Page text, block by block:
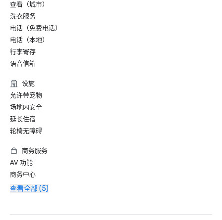
查看（城市）
洗衣服务
电话（免费电话）
电话（本地）
行李寄存
语音信箱
设施
允许带宠物
场地内安全
延长住宿
轮椅无障碍
商务服务
AV 功能
商务中心
查看全部 (5)